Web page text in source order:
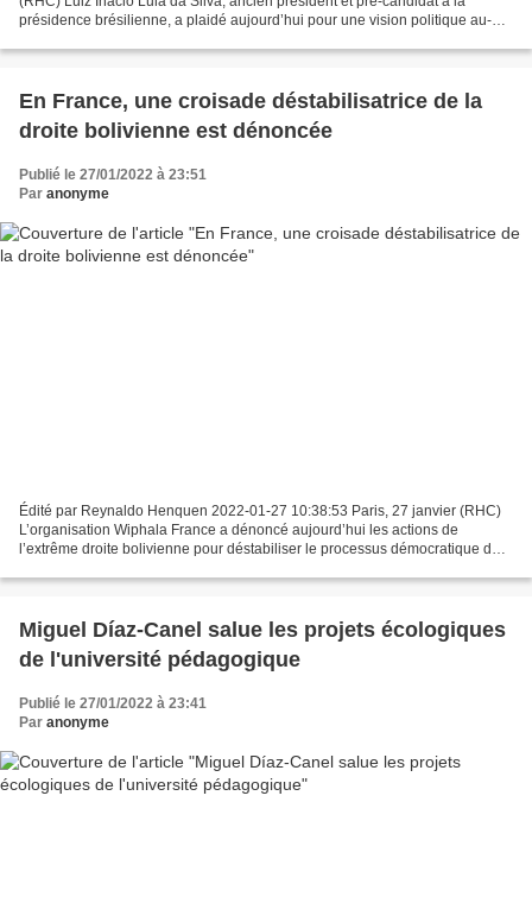
présidence brésilienne, a plaidé aujourd’hui pour une vision politique au-
En France, une croisade déstabilisatrice de la
droite bolivienne est dénoncée
Publié le 27/01/2022 à 23:51
Par anonyme
Édité par Reynaldo Henquen 2022-01-27 10:38:53 Paris, 27 janvier (RHC)
L’organisation Wiphala France a dénoncé aujourd’hui les actions de
l’extrême droite bolivienne pour déstabiliser le processus démocratique de
Miguel Díaz-Canel salue les projets écologiques
de l'université pédagogique
Publié le 27/01/2022 à 23:41
Par anonyme